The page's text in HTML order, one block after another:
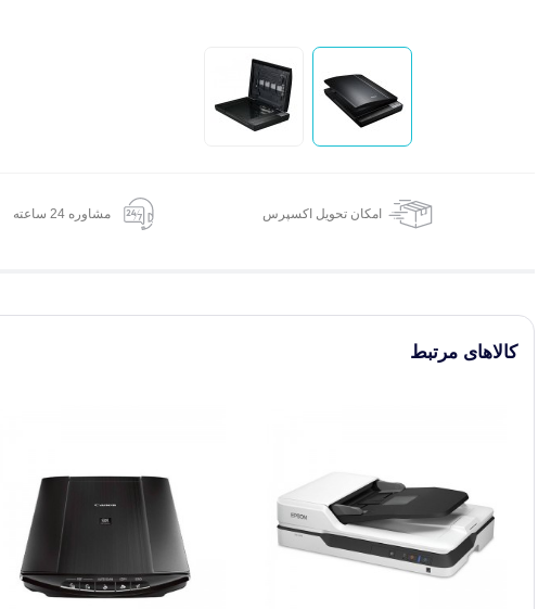
امکان تحویل اکسپرس مشاوره 24 ساعته
کالاهای مرتبط